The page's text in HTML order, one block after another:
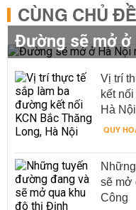
CÙNG CHỦ ĐỀ
Đường sẽ mở ở
Vị trí
kết
Hà Nội
QUY
sẽ mở
Công